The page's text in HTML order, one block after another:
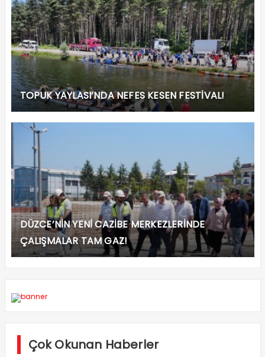
TOPUK YAYLASI’NDA NEFES KESEN FESTİVAL!
DÜZCE’NİN YENİ CAZİBE MERKEZLERİNDE
ÇALIŞMALAR TAM GAZ!
Çok Okunan Haberler